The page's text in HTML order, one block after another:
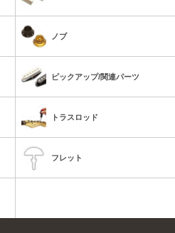
ノブ
ピックアップ/関連パーツ
トラスロッド
フレット